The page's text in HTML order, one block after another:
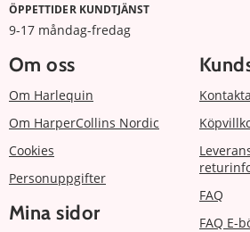
ÖPPETTIDER KUNDTJÄNST
9-17 måndag-fredag
Om oss
Om Harlequin
Om HarperCollins Nordic
Cookies
Personuppgifter
Mina sidor
FAQ
FAQ E-